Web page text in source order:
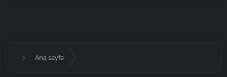
Ana sayfa